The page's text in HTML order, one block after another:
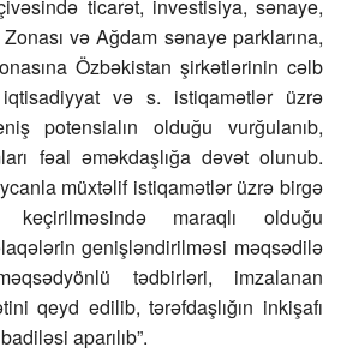
ticarət, investisiya, sənaye,
və Ağdam sənaye parklarına,
Özbəkistan şirkətlərinin cəlb
və s. istiqamətlər üzrə
potensialın olduğu vurğulanıb,
fəal əməkdaşlığa dəvət olunub.
müxtəlif istiqamətlər üzrə birgə
maraqlı olduğu
genişləndirilməsi məqsədilə
tədbirləri, imzalanan
qeyd edilib, tərəfdaşlığın inkişafı
aparılıb”.